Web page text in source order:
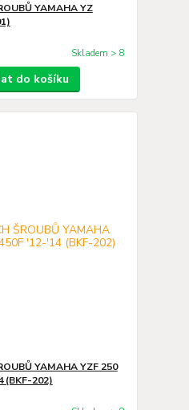
YAMAHA YZ
Skladem > 8
do košíku
YAMAHA YZF 250
(BKF-202)